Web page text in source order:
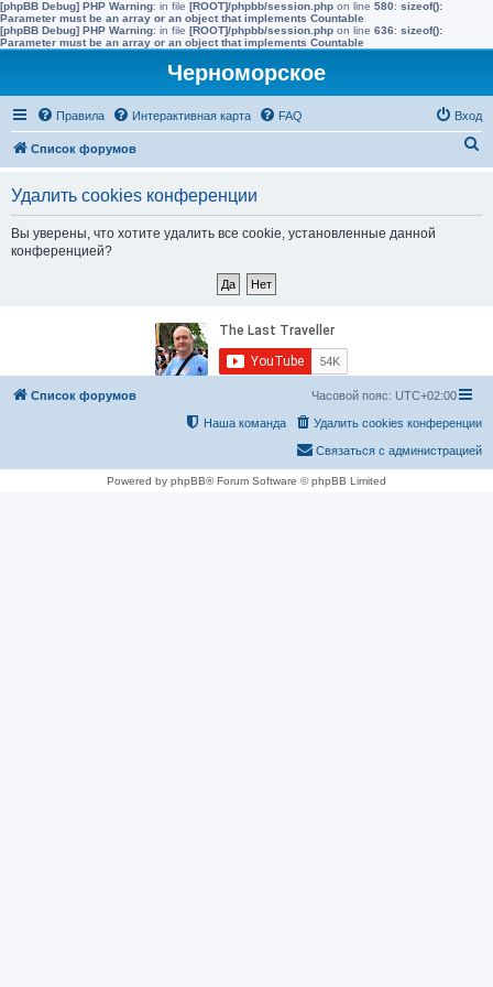
[phpBB Debug] PHP Warning: in file [ROOT]/phpbb/session.php on line 580: sizeof():
Parameter must be an array or an object that implements Countable
[phpBB Debug] PHP Warning: in file [ROOT]/phpbb/session.php on line 636: sizeof():
Parameter must be an array or an object that implements Countable
Черноморское
Правила Интерактивная карта FAQ Вход
Список форумов
Удалить cookies конференции
Вы уверены, что хотите удалить все cookie, установленные данной
конференцией?
Список форумов Часовой пояс: UTC+02:00
Удалить cookies конференции
Наша команда
Связаться с администрацией
Powered by phpBB® Forum Software © phpBB Limited